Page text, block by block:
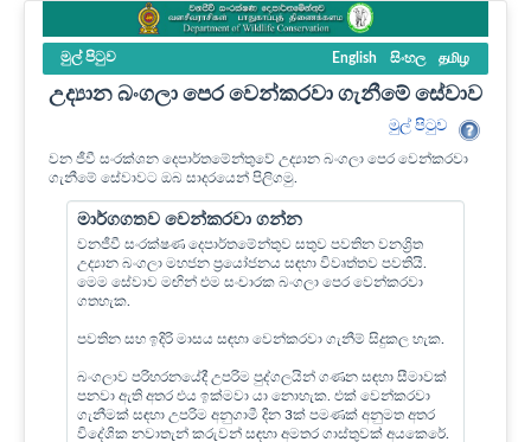
මුල් පි‍ටුව English සිංහල தமிழ
උද්‍යාන බංගලා පෙර වෙන්කරවා ගැනීමේ සේවාව
මුල් පි‍ටුව
වන ජීවී සංරක්ශන දෙපාර්තමේන්තුවේ උද්‍යාන බංගලා පෙර වෙන්කරවා
ගැනීමේ සේවාවට ඔබ සාදරයෙන් පිලිගමු.
මාර්ගගතව වෙන්කරවා ගන්න
වනජීවී සංරක්ෂණ දෙපාර්තමේන්තුව සතුව පවතින වනශ්‍රිත
උද්‍යාන බංගලා මහජන ප්‍රයෝජනය සඳහා විවෘත්තව පවතියි.
මෙම සේවාව මඟින් එම සංචාරක බංගලා පෙර වෙන්කරවා
ගතහැක.
පවතින සහ ඉදිරි මාසය සඳහා වෙන්කරවා ගැනීම් සිදුකල හැක.
බංගලාව පරිහරනයේදී උපරිම පුද්ගලයින් ගණන සඳහා සීමාවක්
පනවා ඇති අතර එය ඉක්මවා යා නොහැක. එක් වෙන්කරවා
ගැනීමක් සඳහා උපරිම අනුගාමී දින 3ක් පමණක් අනුමත අතර
විදේශික නවාතැන් කරුවන් සඳහා අමතර ගාස්තුවක් අයකෙරේ.